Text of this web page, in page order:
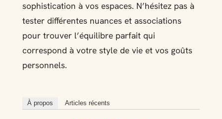
sophistication à vos espaces. N’hésitez pas à
tester différentes nuances et associations
pour trouver l’équilibre parfait qui
correspond à votre style de vie et vos goûts
personnels.
À propos Articles récents